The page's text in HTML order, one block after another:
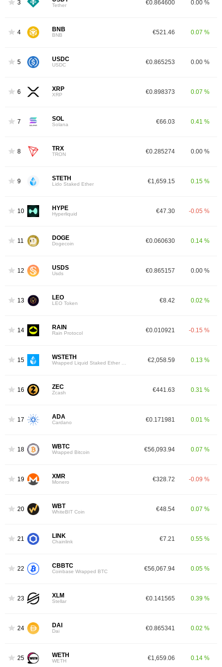
3 Tether €0.864600 0.00 %
4 BNB
BNB €521.46 0.07 %
5 USDC
USDC €0.865253 0.00 %
6 XRP
XRP €0.898373 0.07 %
7 SOL
Solana €66.03 0.41 %
8 TRX
TRON €0.285274 0.00 %
9 STETH
Lido Staked Ether €1,659.15 0.15 %
10 HYPE
Hyperliquid €47.30 -0.05 %
11 DOGE
Dogecoin €0.060630 0.14 %
12 USDS
Usds €0.865157 0.00 %
13 LEO
LEO Token €8.42 0.02 %
14 RAIN
Rain Protocol €0.010921 -0.15 %
15 WSTETH €2,058.59 0.13 %
16 ZEC
Zcash €441.63 0.31 %
17 ADA
Cardano €0.171981 0.01 %
18 WBTC
Wrapped Bitcoin €56,093.94 0.07 %
19 XMR
Monero €328.72 -0.09 %
20 WBT
WhiteBIT Coin €48.54 0.07 %
21 LINK
Chainlink €7.21 0.55 %
22 CBBTC
Coinbase Wrapped BTC €56,067.94 0.05 %
23 XLM
Stellar €0.141565 0.39 %
24 DAI
Dai €0.865341 0.02 %
25 WETH
WETH €1,659.06 0.14 %